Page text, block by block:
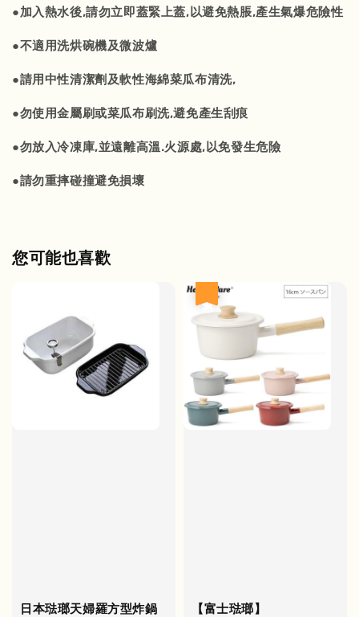
●加入熱水後,請勿立即蓋緊上蓋,以避免熱脹,產生氣爆危險性
●不適用洗烘碗機及微波爐
●請用中性清潔劑及軟性海綿菜瓜布清洗,
●勿使用金屬刷或菜瓜布刷洗,避免產生刮痕
●勿放入冷凍庫,並遠離高溫.火源處,以免發生危險
●請勿重摔碰撞避免損壞
您可能也喜歡
日本琺瑯天婦羅方型炸鍋
【富士琺瑯】